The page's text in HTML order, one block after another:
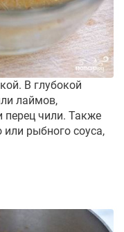
В глубокой
лаймов,
перец чили. Также
рыбного соуса,